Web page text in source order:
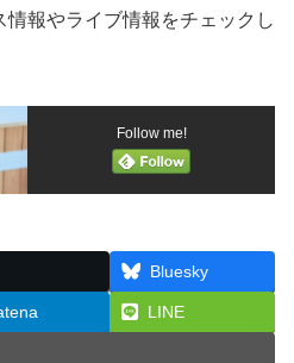
情報やライブ情報をチェックし
Follow me!
Bluesky
LINE